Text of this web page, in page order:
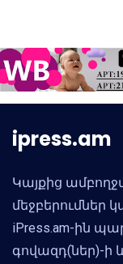
ipress.am
Կայքից
մեջբերումներ
iPress.am-ին
գովազդ(ներ)-ի